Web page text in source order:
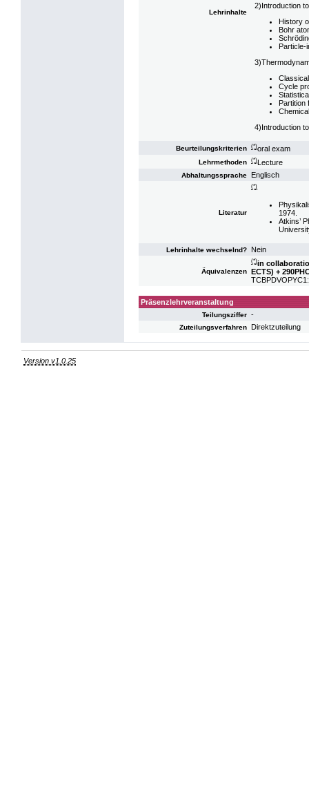
Lehrinhalte
2)Introduction
History
Bohr
Particle-
Cycle
Partition
4)Introduction
Beurteilungskriterien (*)oral exam
Lehrmethoden (*)Lecture
Abhaltungssprache Englisch
Literatur
(*)
1974.
Atkins’
Lehrinhalte wechselnd? Nein
Äquivalenzen
(*)in
ECTS) +
Präsenzlehrveranstaltung
Teilungsziffer -
Zuteilungsverfahren Direktzuteilung
Version v1.0.25